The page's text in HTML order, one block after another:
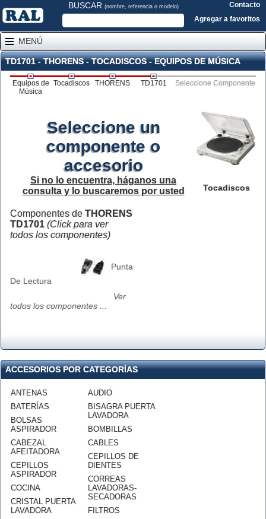
BUSCAR (nombre, referencia o modelo)
Contacto
Agregar a favoritos
MENÚ
TD1701 - THORENS - TOCADISCOS - EQUIPOS DE MÚSICA
Equipos de
Música
Tocadiscos THORENS TD1701 Seleccione Componente
Tocadiscos
Seleccione un
componente o
accesorio
Si no lo encuentra, háganos una
consulta y lo buscaremos por usted
Componentes de THORENS
TD1701 (Click para ver
todos los componentes)
Punta
De Lectura
Ver
todos los componentes ...
ACCESORIOS POR CATEGORÍAS
ANTENAS
BATERÍAS
BOLSAS
ASPIRADOR
CABEZAL
AFEITADORA
CEPILLOS
ASPIRADOR
COCINA
CRISTAL PUERTA
LAVADORA
AUDIO
BISAGRA PUERTA
LAVADORA
BOMBILLAS
CABLES
CEPILLOS DE
DIENTES
CORREAS
LAVADORAS-
SECADORAS
FILTROS